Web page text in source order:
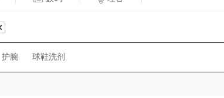
护腕 球鞋洗剂